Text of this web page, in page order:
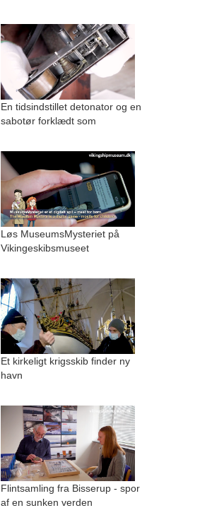
En tidsindstillet detonator og en
sabotør forklædt som
Løs MuseumsMysteriet på
Vikingeskibsmuseet
Et kirkeligt krigsskib finder ny
havn
Flintsamling fra Bisserup - spor
af en sunken verden